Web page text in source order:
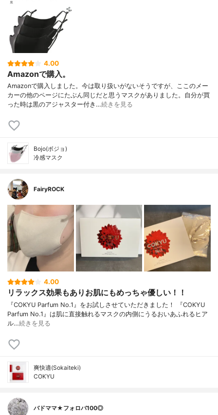
4.00
Amazonで購入。
Amazonで購入しました。今は取り扱いがないそうですが、ここのメー
カーの他のページにたぶん同じだと思うマスクがありました。自分が買
った時は黒のアジャスター付き…続きを見る
Bojo(ボジョ)
冷感マスク
FairyROCK
4.00
リラックス効果もありお肌にもめっちゃ優しい！！
『COKYU Parfum No.1』をお試しさせていただきました！ 『COKYU
Parfum No.1』は肌に直接触れるマスクの内側にうるおいあふれるヒア
ル…続きを見る
爽快適(Sokaiteki)
COKYU
バドママ★フォロバ100◎